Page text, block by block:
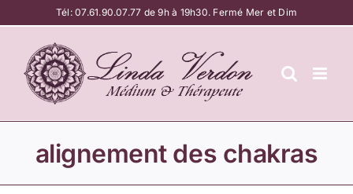
au
contenu
Tél:07.61.90.07.77 de 9h à 19h30. Fermé Mer et Dim
alignement des chakras